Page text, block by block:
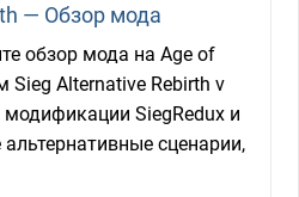
— Обзор мода
обзор мода на Age of
Sieg Alternative Rebirth v
SiegRedux и
сценарии,